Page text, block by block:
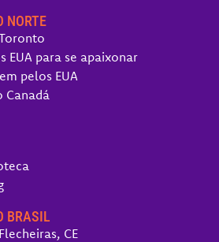
NORTE
EUA para se apaixonar
pelos EUA
Canadá
BRASIL
CE